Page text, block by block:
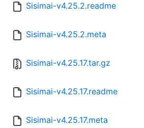
Sisimai-v4.25.2.readme
Sisimai-v4.25.2.meta
Sisimai-v4.25.17.tar.gz
Sisimai-v4.25.17.readme
Sisimai-v4.25.17.meta